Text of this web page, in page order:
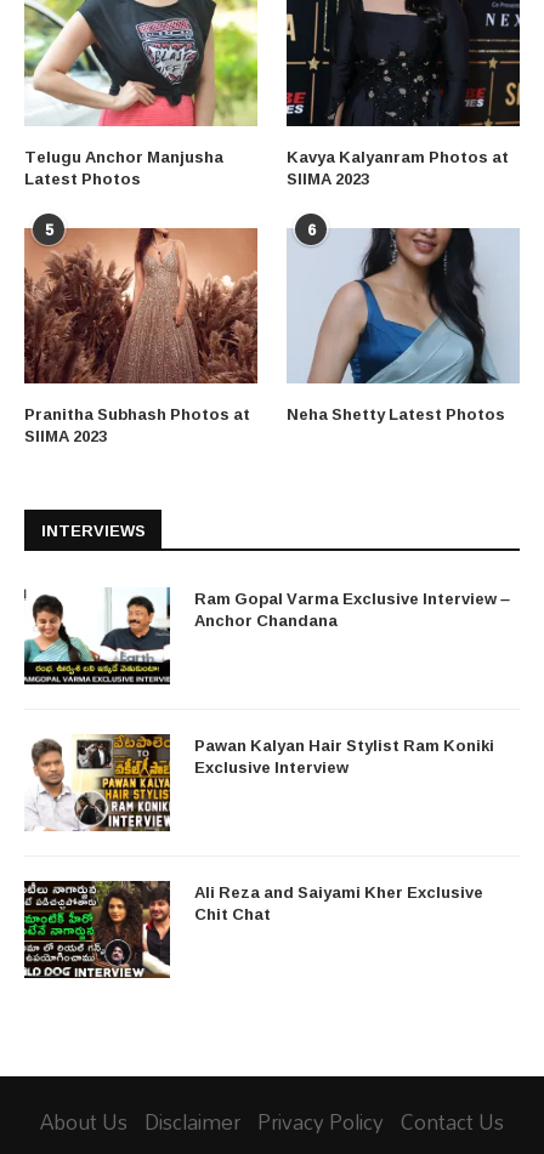
Telugu Anchor Manjusha
Latest Photos
Kavya Kalyanram Photos at
SIIMA 2023
5
Pranitha Subhash Photos at
SIIMA 2023
6
Neha Shetty Latest Photos
INTERVIEWS
Ram Gopal Varma Exclusive Interview –
Anchor Chandana
Pawan Kalyan Hair Stylist Ram Koniki
Exclusive Interview
Ali Reza and Saiyami Kher Exclusive
Chit Chat
About Us Disclaimer Privacy Policy Contact Us